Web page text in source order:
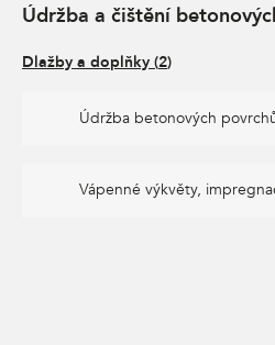
Údržba a čištění
Dlažby a doplňky (2)
Údržba betonových
Vápenné výkvěty,